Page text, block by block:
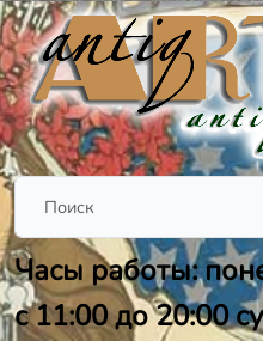
Часы работы:
с 11:00 до 20:00